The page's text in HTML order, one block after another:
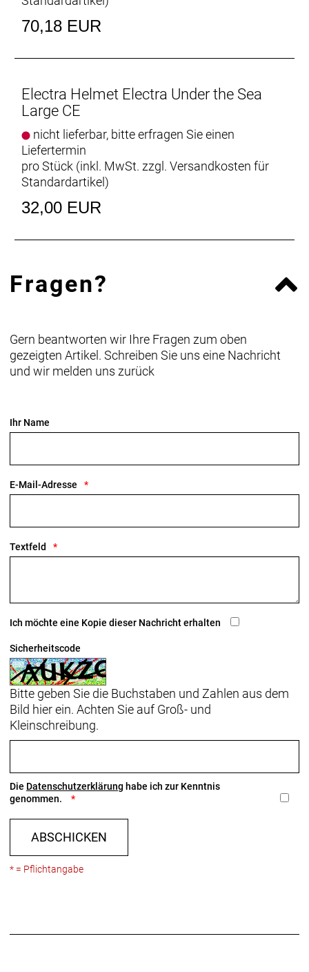
70,18 EUR
Electra Helmet Electra Under the Sea
Large CE
nicht lieferbar, bitte erfragen Sie einen
Liefertermin
pro Stück (inkl. MwSt. zzgl. Versandkosten für
Standardartikel)
32,00 EUR
Fragen?
Gern beantworten wir Ihre Fragen zum oben
gezeigten Artikel. Schreiben Sie uns eine Nachricht
und wir melden uns zurück
Ihr Name
E-Mail-Adresse
Textfeld
Ich möchte eine Kopie dieser Nachricht erhalten
Sicherheitscode
Bitte geben Sie die Buchstaben und Zahlen aus dem
Bild hier ein. Achten Sie auf Groß- und
Kleinschreibung.
Die Datenschutzerklärung habe ich zur Kenntnis
genommen.
ABSCHICKEN
* = Pflichtangabe